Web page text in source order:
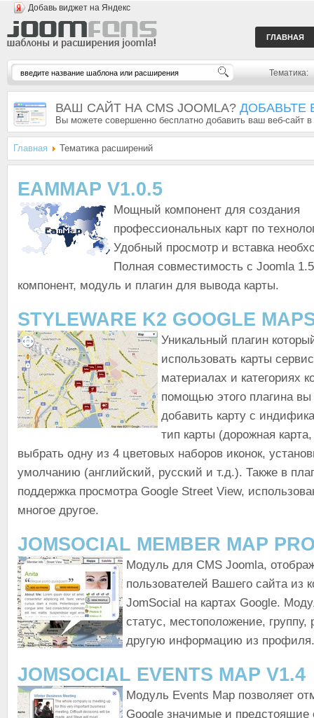
Добавь виджет на Яндекс
ГЛАВНАЯ
Тематика:
ВАШ САЙТ НА CMS JOOMLA? ДОБАВЬТЕ
Вы можете совершенно бесплатно добавить ваш веб-сайт
Главная Тематика расширений
EAMMAP V1.0.5
Мощный компонент для создания
профессиональных карт по
Удобный просмотр и вставка
Полная совместимость с Joomla
компонент, модуль и плагин для вывода карты.
STYLEWARE K2 GOOGLE
Уникальный плагин
использовать карты
материалах и категориях
помощью этого плагина
добавить карту с
тип карты (дорожная
выбрать одну из 4 цветовых наборов иконок,
умолчанию (английский, русский и т.д.). Также в
поддержка просмотра Google Street View,
многое другое.
JOMSOCIAL MEMBER MAP
Модуль для CMS Joomla,
пользователей Вашего сайта из
JomSocial на картах Google.
статус, местоположение, группу,
другую информацию из профиля.
JOMSOCIAL EVENTS MAP V1.4
Модуль Events Map позволяет
Google значимые и предстоящие